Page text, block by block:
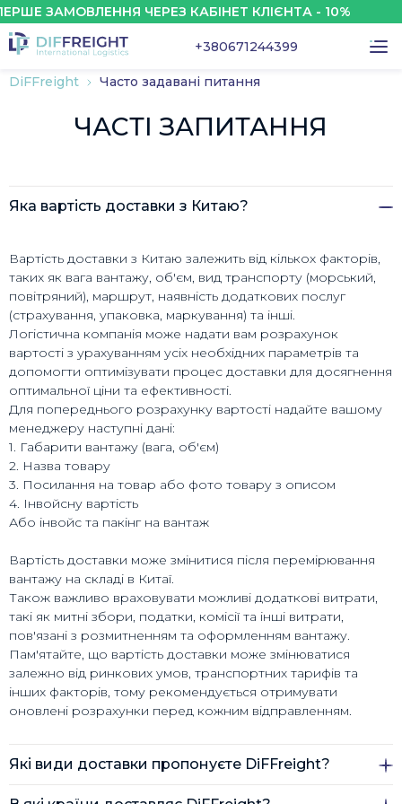
ЗАМОВЛЕННЯ ЧЕРЕЗ КАБІНЕТ КЛІЄНТА - 10%
+380671244399
DiFFreight Часто задавані питання
ЧАСТІ ЗАПИТАННЯ
Яка вартість доставки з Китаю?
Вартість доставки з Китаю залежить від кількох факторів,
таких як вага вантажу, об'єм, вид транспорту (морський,
повітряний), маршрут, наявність додаткових послуг
(страхування, упаковка, маркування) та інші.
Логістична компанія може надати вам розрахунок
вартості з урахуванням усіх необхідних параметрів та
допомогти оптимізувати процес доставки для досягнення
оптимальної ціни та ефективності.
Для попереднього розрахунку вартості надайте вашому
менеджеру наступні дані:
1. Габарити вантажу (вага, об'єм)
2. Назва товару
3. Посилання на товар або фото товару з описом
4. Інвойсну вартість
Або інвойс та пакінг на вантаж
Вартість доставки може змінитися після перемірювання
вантажу на складі в Китаї.
Також важливо враховувати можливі додаткові витрати,
такі як митні збори, податки, комісії та інші витрати,
пов'язані з розмитненням та оформленням вантажу.
Пам'ятайте, що вартість доставки може змінюватися
залежно від ринкових умов, транспортних тарифів та
інших факторів, тому рекомендується отримувати
оновлені розрахунки перед кожним відправленням.
Які види доставки пропонуєте DiFFreight?